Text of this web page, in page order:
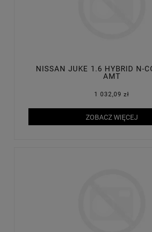
NISSAN JUKE 1.6 HYBRID N-
AMT
1 032,09 zł
ZOBACZ WIĘCEJ